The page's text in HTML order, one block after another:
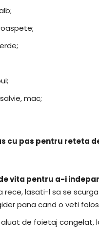
mac;
cu pas pentru reteta
vita pentru a-i
rece, lasati-l sa se
pana cand o veti
de foietaj congelat,